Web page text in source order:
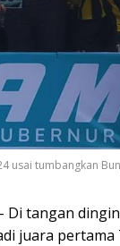
usai tumbangkan
Di tangan
juara